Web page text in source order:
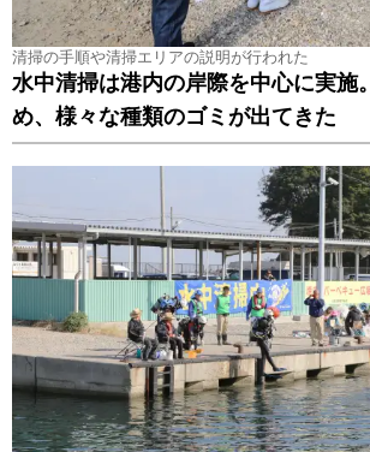
清掃の手順や清掃エリアの説明が行われた
水中清掃は港内の岸際を中心に実施
め、様々な種類のゴミが出てきた